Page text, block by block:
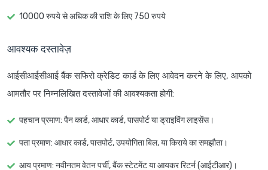
10000 रुपये से अधिक की राशि के लिए 750 रुपये
आवश्यक दस्तावेज़
आईसीआईसीआई बैंक सफिरो क्रेडिट कार्ड के लिए आवेदन करने के लिए, आपको
आमतौर पर निम्नलिखित दस्तावेजों की आवश्यकता होगी:
पहचान प्रमाण: पैन कार्ड, आधार कार्ड, पासपोर्ट या ड्राइविंग लाइसेंस।
पता प्रमाण: आधार कार्ड, पासपोर्ट, उपयोगिता बिल, या किराये का समझौता।
आय प्रमाण: नवीनतम वेतन पर्ची, बैंक स्टेटमेंट या आयकर रिटर्न (आईटीआर)।